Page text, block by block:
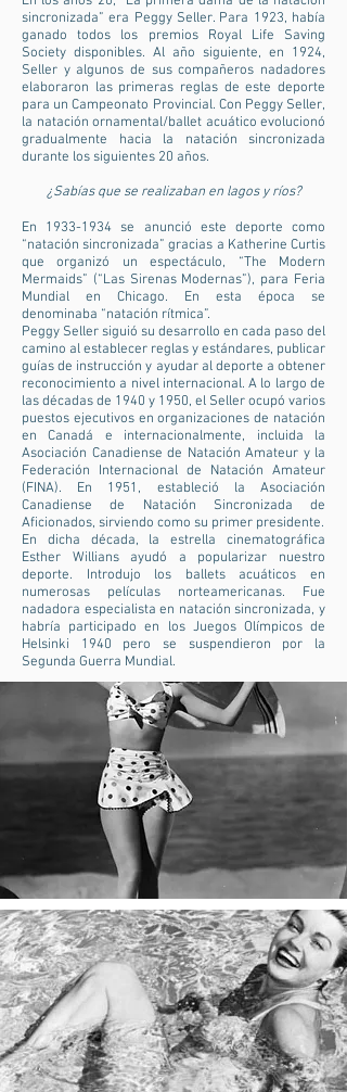
sincronizada” era Peggy Seller. Para 1923, había
ganado todos los premios Royal Life Saving
Society disponibles. Al año siguiente, en 1924,
Seller y algunos de sus compañeros nadadores
elaboraron las primeras reglas de este deporte
para un Campeonato Provincial. Con Peggy Seller,
la natación ornamental/ballet acuático evolucionó
gradualmente hacia la natación sincronizada
durante los siguientes 20 años.
¿Sabías que se realizaban en lagos y ríos?
En 1933-1934 se anunció este deporte como
“natación sincronizada” gracias a Katherine Curtis
que organizó un espectáculo, “The Modern
Mermaids” (“Las Sirenas Modernas”), para Feria
Mundial en Chicago. En esta época se
denominaba “natación rítmica”.
Peggy Seller siguió su desarrollo en cada paso del
camino al establecer reglas y estándares, publicar
guías de instrucción y ayudar al deporte a obtener
reconocimiento a nivel internacional. A lo largo de
las décadas de 1940 y 1950, el Seller ocupó varios
puestos ejecutivos en organizaciones de natación
en Canadá e internacionalmente, incluida la
Asociación Canadiense de Natación Amateur y la
Federación Internacional de Natación Amateur
(FINA). En 1951, estableció la Asociación
Canadiense de Natación Sincronizada de
Aficionados, sirviendo como su primer presidente.
En dicha década, la estrella cinematográfica
Esther Willians ayudó a popularizar nuestro
deporte. Introdujo los ballets acuáticos en
numerosas películas norteamericanas. Fue
nadadora especialista en natación sincronizada, y
habría participado en los Juegos Olímpicos de
Helsinki 1940 pero se suspendieron por la
Segunda Guerra Mundial.